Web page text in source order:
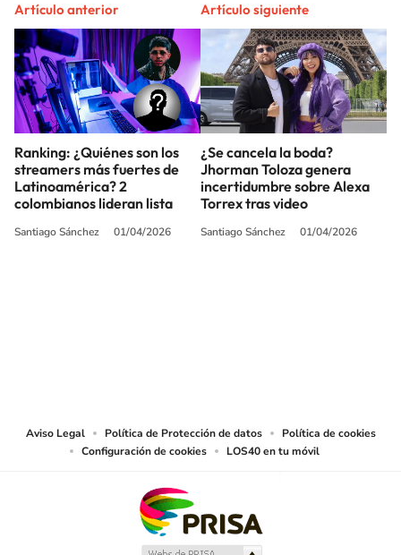
Artículo anterior
Ranking: ¿Quiénes son los
streamers más fuertes de
Latinoamérica? 2
colombianos lideran lista
Santiago Sánchez 01/04/2026
Artículo siguiente
¿Se cancela la boda?
Jhorman Toloza genera
incertidumbre sobre Alexa
Torrex tras video
Santiago Sánchez 01/04/2026
Aviso Legal Política de Protección de datos
Política de cookies
Configuración de cookies
LOS40 en tu móvil